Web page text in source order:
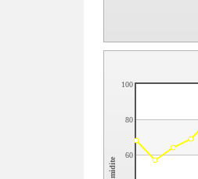
60
80
100
Humidite